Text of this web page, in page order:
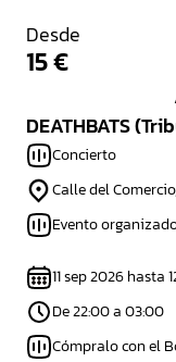
Desde
15 €
DEATHBATS
Concierto
Calle del
Evento
11 sep 2026 hasta
De 22:00 a 03:00
Cómpralo con el